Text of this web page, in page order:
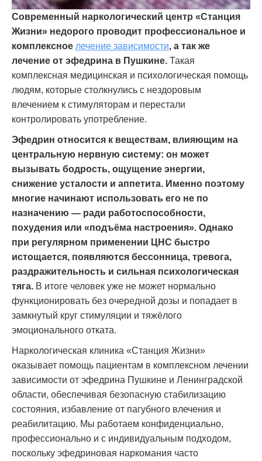
Современный наркологический центр «Станция
Жизни» недорого проводит профессиональное и
комплексное лечение зависимости, а так же
лечение от эфедрина в Пушкине. Такая
комплексная медицинская и психологическая помощь
людям, которые столкнулись с нездоровым
влечением к стимуляторам и перестали
контролировать употребление.
Эфедрин относится к веществам, влияющим на
центральную нервную систему: он может
вызывать бодрость, ощущение энергии,
снижение усталости и аппетита. Именно поэтому
многие начинают использовать его не по
назначению — ради работоспособности,
похудения или «подъёма настроения». Однако
при регулярном применении ЦНС быстро
истощается, появляются бессонница, тревога,
раздражительность и сильная психологическая
тяга. В итоге человек уже не может нормально
функционировать без очередной дозы и попадает в
замкнутый круг стимуляции и тяжёлого
эмоционального отката.
Наркологическая клиника «Станция Жизни»
оказывает помощь пациентам в комплексном лечении
зависимости от эфедрина Пушкине и Ленинградской
области, обеспечивая безопасную стабилизацию
состояния, избавление от пагубного влечения и
реабилитацию. Мы работаем конфиденциально,
профессионально и с индивидуальным подходом,
поскольку эфедриновая наркомания часто